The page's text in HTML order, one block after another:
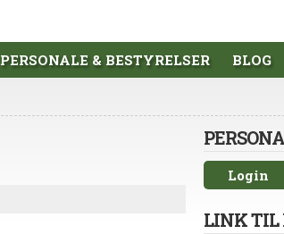
PERSONALE & BESTYRELSER BLOG
Login
LINK TIL